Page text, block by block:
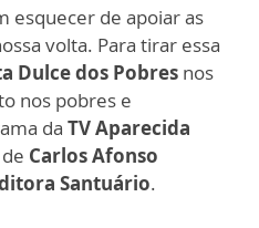
esquecer de apoiar as
volta. Para tirar essa
Dulce dos Pobres nos
nos pobres e
da TV Aparecida
Carlos Afonso
Santuário.